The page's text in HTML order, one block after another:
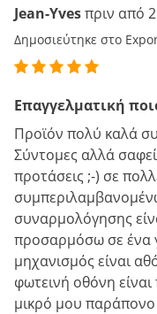
Jean-Yvesπριν από
Δημοσιεύτηκε στο
Επαγγελματική
Προϊόν πολύ καλά
Σύντομες αλλά
προτάσεις ;-) σε
συναρμολόγησης
προσαρμόσω σε ένα
μηχανισμός είναι
φωτεινή οθόνη
μικρό μου παράπονο